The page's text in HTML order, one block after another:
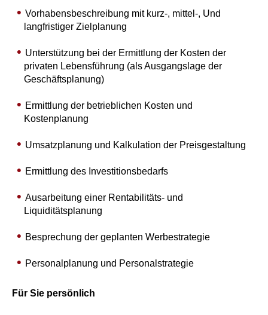
Vorhabensbeschreibung mit kurz-, mittel-, Und
langfristiger Zielplanung
Unterstützung bei der Ermittlung der Kosten der
privaten Lebensführung (als Ausgangslage der
Geschäftsplanung)
Ermittlung der betrieblichen Kosten und
Kostenplanung
Umsatzplanung und Kalkulation der Preisgestaltung
Ermittlung des Investitionsbedarfs
Ausarbeitung einer Rentabilitäts- und
Liquiditätsplanung
Besprechung der geplanten Werbestrategie
Personalplanung und Personalstrategie
Für Sie persönlich